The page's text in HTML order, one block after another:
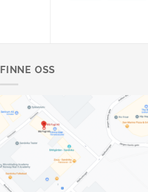
FINNE OSS